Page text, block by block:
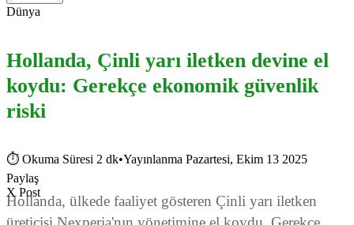
Dünya
Hollanda, Çinli yarı iletken devine el
koydu: Gerekçe ekonomik güvenlik
riski
⏱ Okuma Süresi 2 dk•Yayınlanma Pazartesi, Ekim 13 2025
Paylaş
X Post
Hollanda, ülkede faaliyet gösteren Çinli yarı iletken